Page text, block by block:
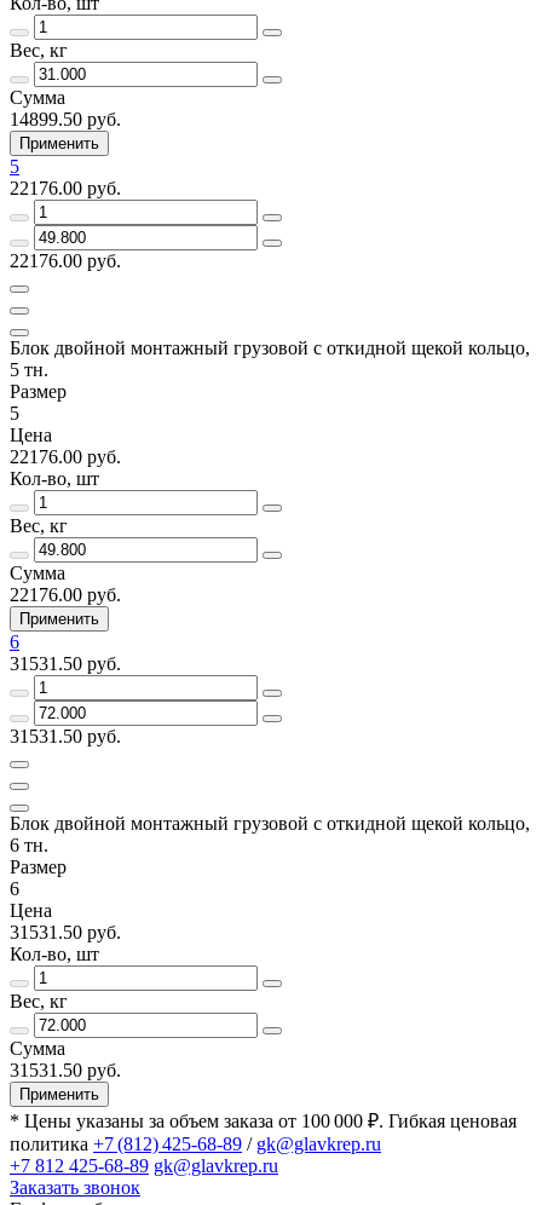
Вес, кг
Сумма
14899.50 руб.
Применить
5
22176.00 руб.
22176.00 руб.
Блок двойной монтажный грузовой с откидной щекой кольцо,
5 тн.
Размер
5
Цена
22176.00 руб.
Кол-во, шт
Вес, кг
Сумма
22176.00 руб.
Применить
6
31531.50 руб.
31531.50 руб.
Блок двойной монтажный грузовой с откидной щекой кольцо,
6 тн.
Размер
6
Цена
31531.50 руб.
Кол-во, шт
Вес, кг
Сумма
31531.50 руб.
Применить
* Цены указаны за объем заказа от 100 000 ₽. Гибкая ценовая
политика +7 (812) 425-68-89 / gk@glavkrep.ru
+7 812 425-68-89 gk@glavkrep.ru
Заказать звонок